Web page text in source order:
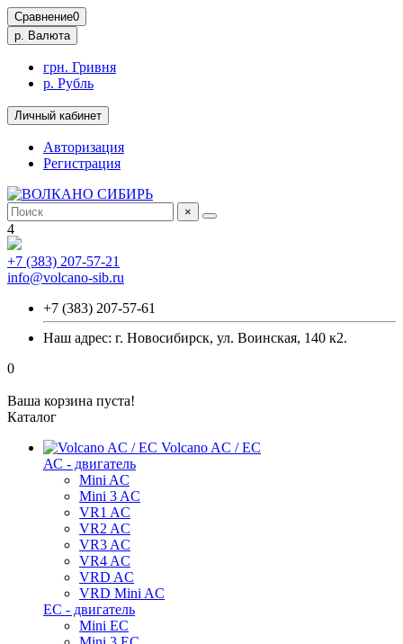
Сравнение0
р. Валюта
грн. Гривня
р. Рубль
Личный кабинет
Авторизация
Регистрация
×
4
+7 (383) 207-57-21
info@volcano-sib.ru
+7 (383) 207-57-61
Наш адрес: г. Новосибирск, ул. Воинская, 140 к2.
0
Ваша корзина пуста!
Каталог
Volcano AC / EC
АС - двигатель
Mini AC
Mini 3 AC
VR1 AC
VR2 AC
VR3 AC
VR4 AC
VRD AC
VRD Mini AC
ЕС - двигатель
Mini EC